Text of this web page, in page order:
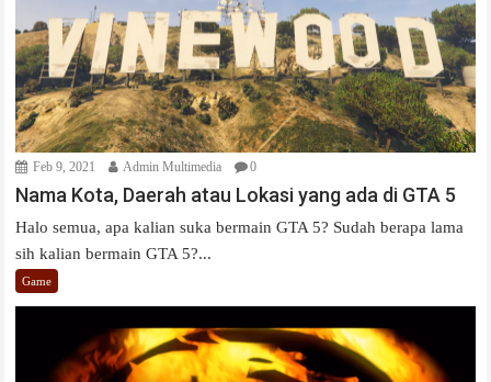
Feb 9, 2021 Admin Multimedia 0
Nama Kota, Daerah atau Lokasi yang ada di GTA 5
Halo semua, apa kalian suka bermain GTA 5? Sudah berapa lama
sih kalian bermain GTA 5?...
Game